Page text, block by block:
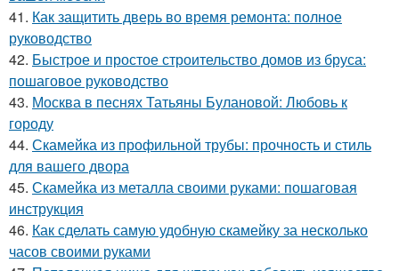
41. Как защитить дверь во время ремонта: полное
руководство
42. Быстрое и простое строительство домов из бруса:
пошаговое руководство
43. Москва в песнях Татьяны Булановой: Любовь к
городу
44. Скамейка из профильной трубы: прочность и стиль
для вашего двора
45. Скамейка из металла своими руками: пошаговая
инструкция
46. Как сделать самую удобную скамейку за несколько
часов своими руками